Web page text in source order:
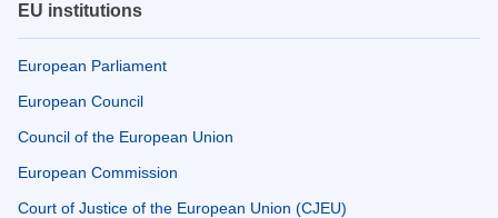
EU institutions
European Parliament
European Council
Council of the European Union
European Commission
Court of Justice of the European Union (CJEU)